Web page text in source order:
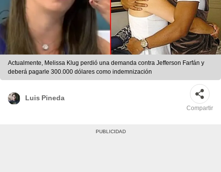
Actualmente, Melissa Klug perdió una demanda contra Jefferson Farfán y
deberá pagarle 300.000 dólares como indemnización
Luis Pineda
Compartir